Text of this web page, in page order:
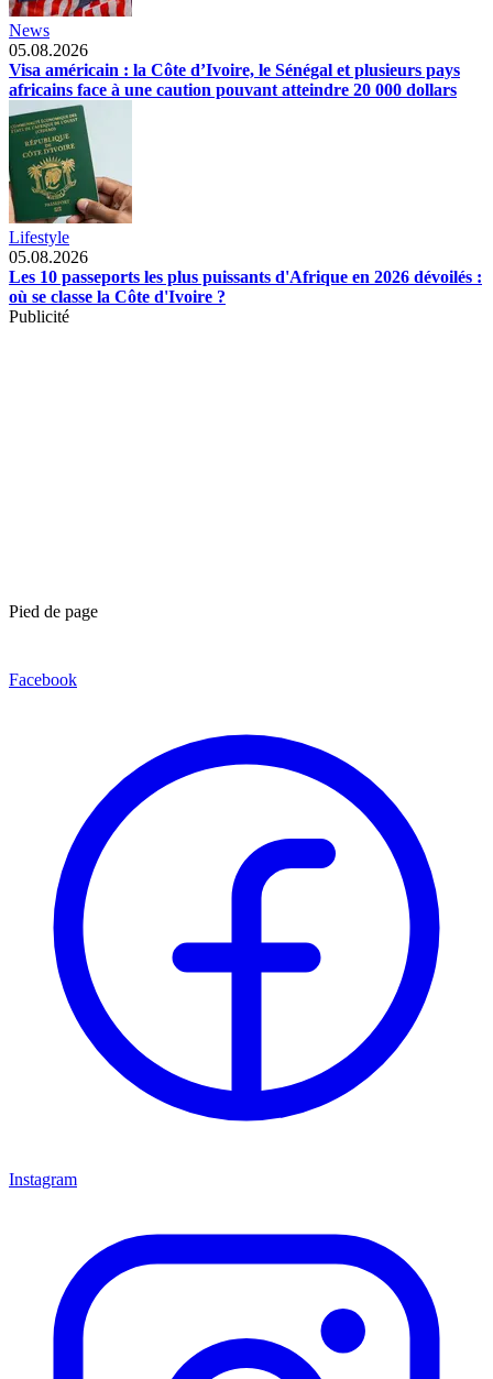
News
05.08.2026
Visa américain : la Côte d’Ivoire, le Sénégal et plusieurs pays
africains face à une caution pouvant atteindre 20 000 dollars
Lifestyle
05.08.2026
Les 10 passeports les plus puissants d'Afrique en 2026 dévoilés :
où se classe la Côte d'Ivoire ?
Publicité
Pied de page
Facebook
Instagram